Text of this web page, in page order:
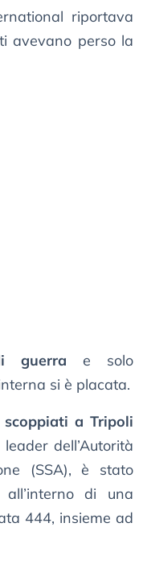
riportava
avevano perso la
e solo
si è placata.
a Tripoli
dell’Autorità
(SSA), è stato
di una
444, insieme ad